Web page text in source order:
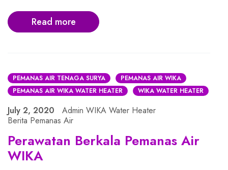
Read more
PEMANAS AIR TENAGA SURYA
PEMANAS AIR WIKA
PEMANAS AIR WIKA WATER HEATER
WIKA WATER HEATER
July 2, 2020
Admin WIKA Water Heater
Berita Pemanas Air
Perawatan Berkala Pemanas Air
WIKA